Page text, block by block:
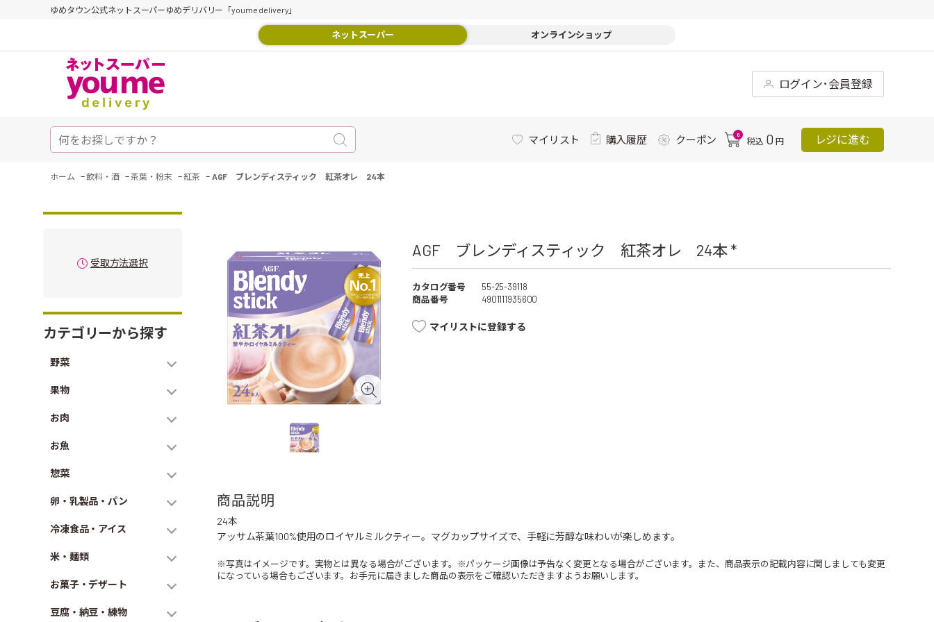
ゆめタウン公式ネットスーパーゆめデリバリー「youme delivery」
ネットスーパー オンラインショップ
ログイン･会員登録
マイリスト 購入履歴 クーポン 0
税込 0 円 レジに進む
ホーム -飲料・酒 -茶葉・粉末 -紅茶 - AGF ブレンディスティック 紅茶オレ 24本
受取方法選択
カテゴリーから探す
野菜
果物
お肉
お魚
惣菜
卵・乳製品・パン
冷凍食品・アイス
米・麺類
お菓子・デザート
豆腐・納豆・練物
AGF ブレンディスティック 紅茶オレ 24本 *
カタログ番号
55-25-39118
商品番号
4901111935600
マイリストに登録する
商品説明
24本
アッサム茶葉100%使用のロイヤルミルクティー。マグカップサイズで、手軽に芳醇な味わいが楽しめます。
※写真はイメージです。実物とは異なる場合がございます。※パッケージ画像は予告なく変更となる場合がございます。また、商品表示の記載内容に関しましても変更
になっている場合もございます。お手元に届きました商品の表示をご確認いただきますようお願いします。